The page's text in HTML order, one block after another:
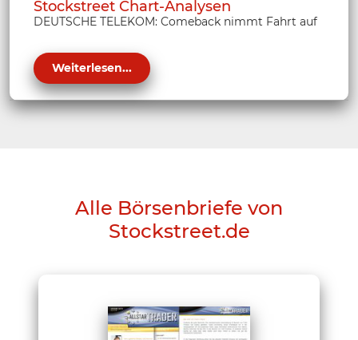
Stockstreet Chart-Analysen
DEUTSCHE TELEKOM: Comeback nimmt Fahrt auf
Weiterlesen...
Alle Börsenbriefe von
Stockstreet.de